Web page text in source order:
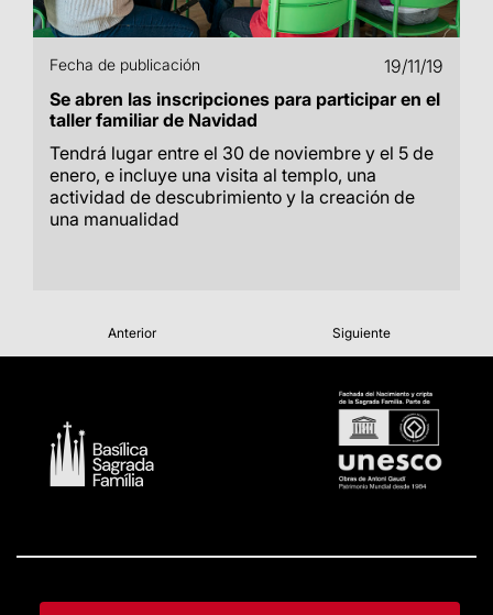
Fecha de publicación
19/11/19
Se abren las inscripciones para participar en el
taller familiar de Navidad
Tendrá lugar entre el 30 de noviembre y el 5 de
enero, e incluye una visita al templo, una
actividad de descubrimiento y la creación de
una manualidad
Anterior Siguiente